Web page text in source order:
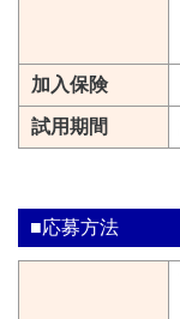
加入保険
試用期間
■応募方法